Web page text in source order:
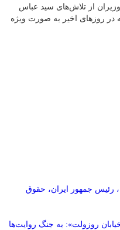
از تلاش‌های سید عباس
در روزهای اخیر به صورت ویژه
رئیس جمهور ایران، حقوق
روزولت»: به جنگ روایت‌ها